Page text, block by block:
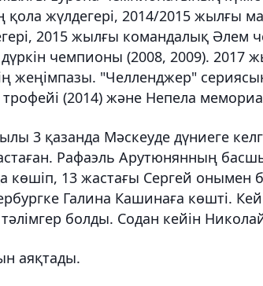
жүлдегері, 2014/2015 жылғы
2015 жылғы командалық Әлем
дүркін чемпионы (2008, 2009). 2017
жеңімпазы. "Челленджер"
(2014) және Непела
3 қазанда Мәскеуде дүниеге
Рафаэль Арутюнянның
13 жастағы Сергей онымен
Галина Кашинаға көшті.
болды. Содан кейін
аяқтады.